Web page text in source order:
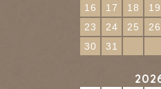
16
17 18 19
23
24 25 26
30
31